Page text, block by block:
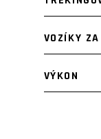
VOZÍKY
VÝKON